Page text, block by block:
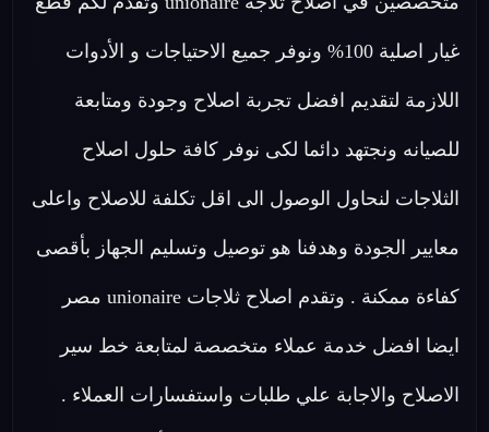
غيار اصلية 100% ونوفر جميع الاحتياجات و الأدوات
اللازمة لتقديم افضل تجربة اصلاح وجودة ومتابعة
للصيانه ونجتهد دائما لكى نوفر كافة حلول اصلاح
الثلاجات لنحاول الوصول الى اقل تكلفة للاصلاح واعلى
معايير الجودة وهدفنا هو توصيل وتسليم الجهاز بأقصى
كفاءة ممكنة . وتقدم اصلاح ثلاجات unionaire مصر
ايضا افضل خدمة عملاء متخصصة لمتابعة خط سير
الاصلاح والاجابة علي طلبات واستفسارات العملاء .